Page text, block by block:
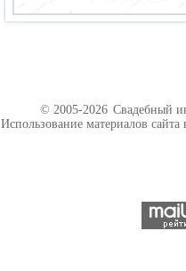
© 2005-2026 Свадебный
Использование материалов